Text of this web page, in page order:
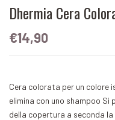
Dhermia Cera
€14,90
Cera colorata per un colore
elimina con uno shampoo Si
della copertura a seconda